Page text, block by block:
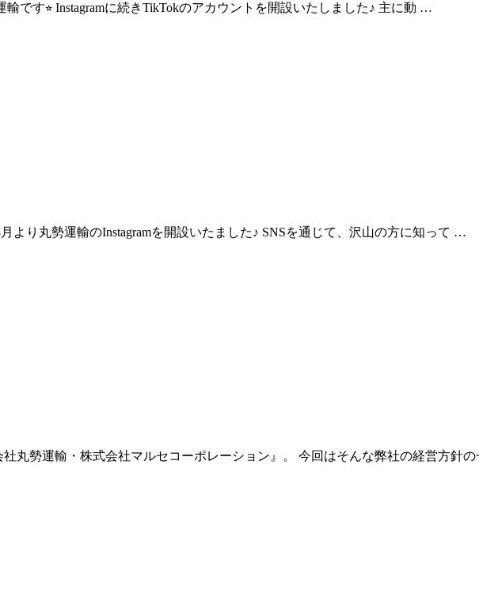
です⭐︎ Instagramに続きTikTokのアカウントを開設いたしました♪ 主に動 …
より丸勢運輸のInstagramを開設いたました♪ SNSを通じて、沢山の方に知って …
丸勢運輸・株式会社マルセコーポレーション』。 今回はそんな弊社の経営方針